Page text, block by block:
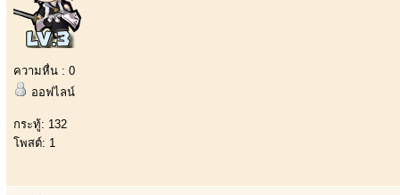
ความหื่น : 0
ออฟไลน์
กระทู้: 132
โพสต์: 1